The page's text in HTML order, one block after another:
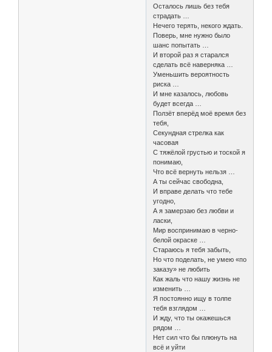
Осталось лишь без тебя
страдать …
Нечего терять, некого ждать.
Поверь, мне нужно было
шанс попытать …
И второй раз я старался
сделать всё наверняка …
Уменьшить вероятность
риска …
И мне казалось, любовь
будет всегда …
Ползёт вперёд моё время без
тебя,
Секундная стрелка как
часовая
С тяжёлой грустью и тоской я
понимаю,
Что всё вернуть нельзя …
А ты сейчас свободна,
И вправе делать что тебе
угодно,
А я замерзаю без любви и
ласки,
Мир воспринимаю в черно-
белой окраске …
Стараюсь я тебя забыть,
Но что поделать, не умею «по
заказу» не любить
Как жаль что нашу жизнь не
изменить …
Я постоянно ищу в толпе
тебя взглядом …
И жду, что ты окажешься
рядом …
Нет сил что бы плюнуть на
всё и уйти